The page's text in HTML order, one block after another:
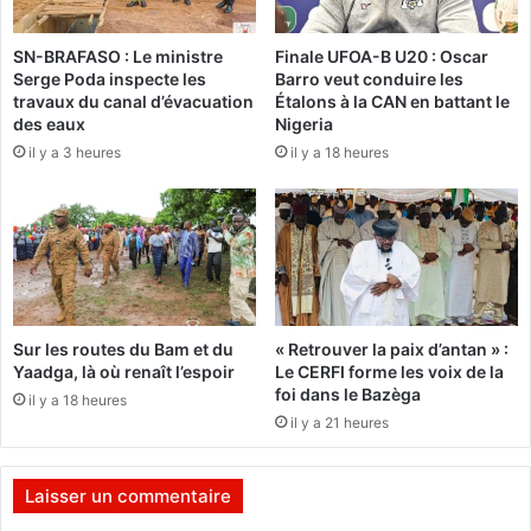
e
n
t
d
u
c
o
l
e
a
u
s
t
r
a
i
e
i
s
q
u
e
d
e
a
s
h
e
n
t
r
e
e
SN-BRAFASO : Le ministre
Serge Poda inspecte les
travaux du canal d’évacuation
des eaux
il y a 3 heures
Finale UFOA-B U20 : Oscar
Barro veut conduire les
Étalons à la CAN en battant le
Nigeria
il y a 18 heures
Sur les routes du Bam et du
Yaadga, là où renaît l’espoir
il y a 18 heures
« Retrouver la paix d’antan » :
Le CERFI forme les voix de la
foi dans le Bazèga
il y a 21 heures
Laisser un commentaire